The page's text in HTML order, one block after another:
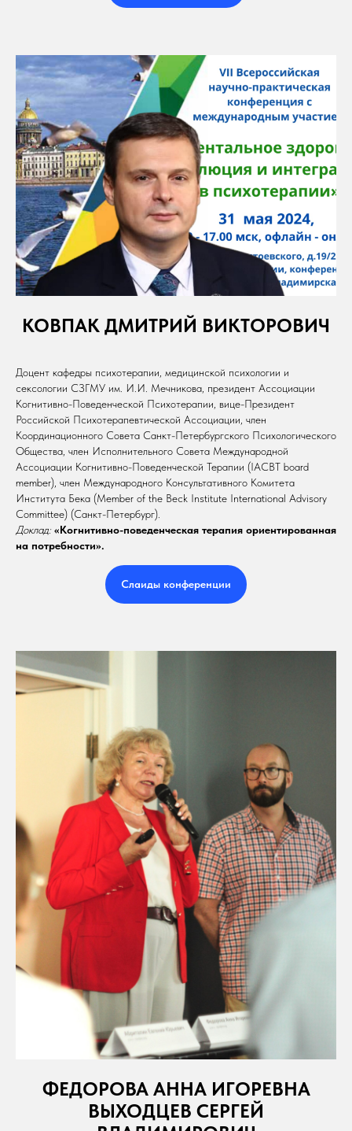
КОВПАК ДМИТРИЙ ВИКТОРОВИЧ
Доцент кафедры психотерапии, медицинской психологии и
сексологии СЗГМУ им. И.И. Мечникова, президент Ассоциации
Когнитивно-Поведенческой Психотерапии, вице-Президент
Российской Психотерапевтической Ассоциации, член
Координационного Совета Санкт-Петербургского Психологического
Общества, член Исполнительного Совета Международной
Ассоциации Когнитивно-Поведенческой Терапии (IACBT board
member), член Международного Консультативного Комитета
Института Бека (Member of the Beck Institute International Advisory
Committee) (Санкт-Петербург).
Доклад:«Когнитивно-поведенческая терапия ориентированная
на потребности».
Слаиды конференции
ФЕДОРОВА АННА ИГОРЕВНА
ВЫХОДЦЕВ СЕРГЕЙ